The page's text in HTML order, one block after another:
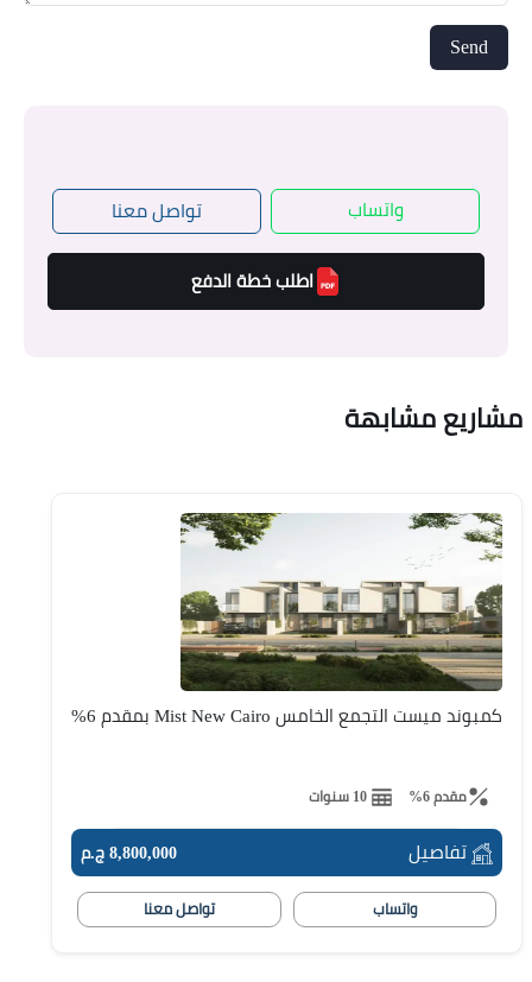
واتساب تواصل معنا
اطلب خطة الدفع
مشاريع مشابهة
كمبوند ميست التجمع الخامس Mist New Cairo بمقدم 6%
مقدم 6% 10 سنوات
تفاصيل 8,800,000 ج.م
واتساب تواصل معنا